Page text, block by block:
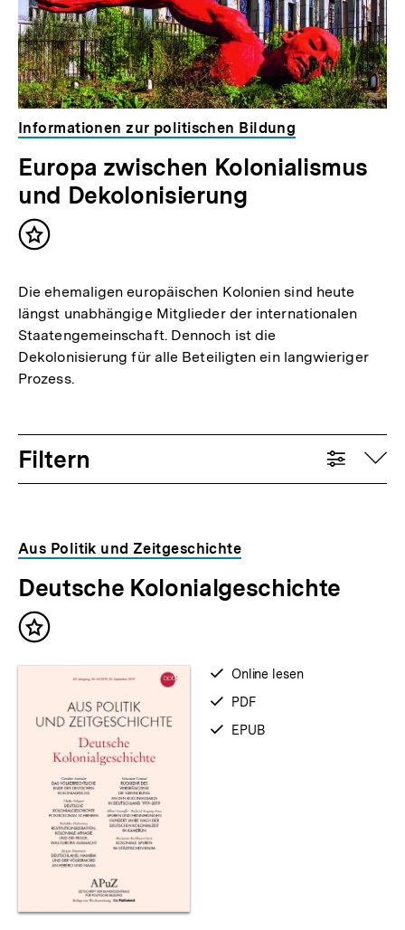
Informationen zur politischen Bildung
Europa zwischen Kolonialismus
und Dekolonisierung
Inhalt
Die ehemaligen europäischen Kolonien sind heute
längst unabhängige Mitglieder der internationalen
Staatengemeinschaft. Dennoch ist die
Dekolonisierung für alle Beteiligten ein langwieriger
Prozess.
Filtern
Aus Politik und Zeitgeschichte
Deutsche Kolonialgeschichte
Inhalt
verfügbar
zum
Online lesen
verfügbar
als
PDF
verfügbar
EPUB